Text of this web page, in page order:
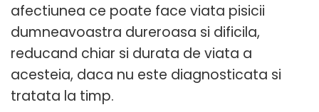
afectiunea ce poate face viata pisicii
dumneavoastra dureroasa si dificila,
reducand chiar si durata de viata a
acesteia, daca nu este diagnosticata si
tratata la timp.